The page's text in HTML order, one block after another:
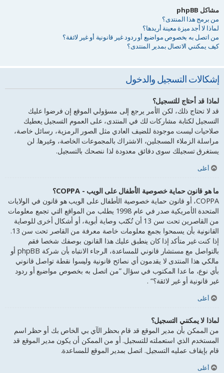
مشاكل phpBB
من برمج هذا المنتدى؟
لماذا لا أجد ميزة معينة أريدها؟
من اتصل به بخصوص مواضيع أو ردود غير قانونية أو غير لائقة؟
كيف يمكنني الاتصال بمدير المنتدى؟
إشكالات التسجيل والدخول
لماذا قد أحتاج للتسجيل؟
قد لا تحتاج ذلك، لكن الأمر يرجع إلى مسؤولي الموقع إن فرضوا عليك
التسجيل لكتابة مشاركات لك في المنتدى، على العموم التسجيل يعطيك
صلاحيات ليست موجودة للضيف العادي مثل الصور الرمزية، رسائل خاصة،
مراسلة الزملاء المسجلين، الاشتراك بالمجموعات الخاصة، وغيرها. لن
يستغرق تسجيلك سوى دقائق معدودة لذا ننصحك بالتسجيل.
أعلى
ما هو قانون حماية خصوصية الأطفال على الويب - COPPA؟
COPPA، أو قانون حماية خصوصية الأطفال على الويب هو قانون في الولايات
المتحدة الأمريكية صدر في عام 1998 يطلب من المواقع التي تجمع معلومات
من القاصرين تحت سن 13 أن تُكتَب وصاية أبوية، أو أشكال أخرى للوصاية
القانونية بأن يسمحوا بجمع معلومات خاصة معرفة من القاصر تحت سن 13.
إذا كنت غير متأكد إذا كان ينطبق عليك هذا القانون بوصفك شخصا فقم
بالتواصل مع مستشار قانوني للمساعدة، الرجاء الانتباه بأن شركة phpBB أو
مالكي هذا المنتدى لا يقدمون أي نصائح قانونية وليسوا نقطة تواصل قانوني
بأي نوع، ما عدا المكتوب في سؤال ”من اتصل به بخصوص مواضيع أو ردود
غير قانونية أو غير لائقة؟“ .
أعلى
لماذا لا يمكنني التسجيل؟
من الممكن بأن مدير الموقع قد قام بحظر الآي بي الخاص بك أو حظر اسم
المستخدم الذي استعملته للتسجيل. أو من الممكن أن يكون مدير الموقع قد
قام بإيقاف عمليه التسجيل. اتصل بمدير الموقع للمساعدة.
أعلى